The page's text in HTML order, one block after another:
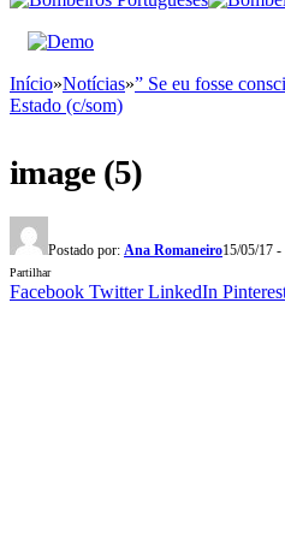
Início»Notícias»” Se eu fosse
Estado (c/som)
image (5)
Postado por: Ana Romaneiro15/05/17 -
Partilhar
Facebook Twitter LinkedIn